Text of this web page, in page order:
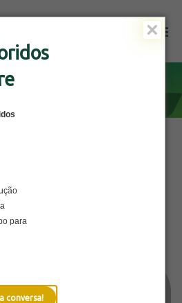
para
conversa!
empresas: O
diz e como